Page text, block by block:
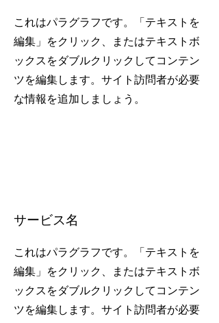
これはパラグラフです。「テキストを
編集」をクリック、またはテキストボ
ックスをダブルクリックしてコンテン
ツを編集します。サイト訪問者が必要
な情報を追加しましょう。
サービス名
これはパラグラフです。「テキストを
編集」をクリック、またはテキストボ
ックスをダブルクリックしてコンテン
ツを編集します。サイト訪問者が必要